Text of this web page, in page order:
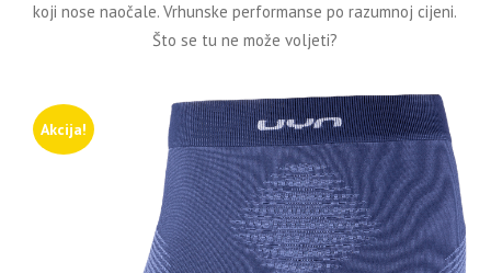
koji nose naočale. Vrhunske performanse po razumnoj cijeni.
Što se tu ne može voljeti?
Akcija!